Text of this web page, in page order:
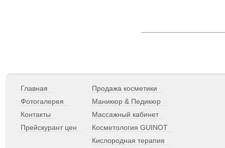
Главная
Фотогалерея
Контакты
Прейскурант цен
Продажа косметики
Маникюр & Педикюр
Массажный кабинет
Косметология GUINOT
Кислородная терапия